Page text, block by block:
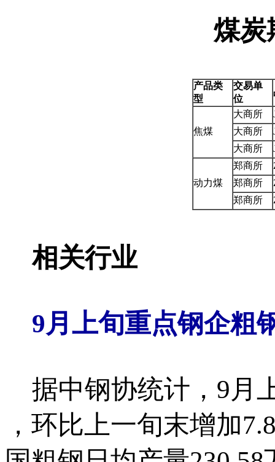
煤炭
产品类
型
交易单
位
焦煤
大商所
大商所
大商所
动力煤
郑商所
郑商所
郑商所
相关行业
9月上旬重点钢企粗
据中钢协统计，9月
，环比上一旬末增加